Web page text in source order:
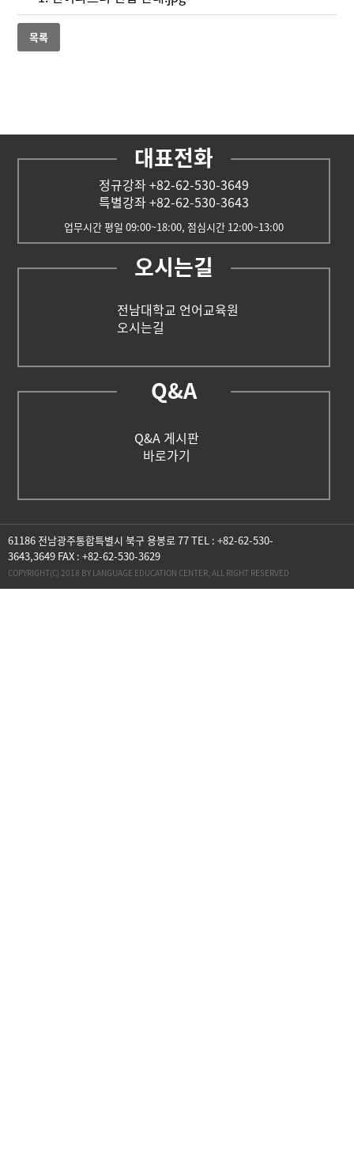
목록
대표전화
정규강좌 +82-62-530-3649
특별강좌 +82-62-530-3643
업무시간 평일 09:00~18:00, 점심시간 12:00~13:00
오시는길
전남대학교 언어교육원
오시는길
Q&A
Q&A 게시판
바로가기
61186 전남광주통합특별시 북구 용봉로 77 TEL : +82-62-530-
3643,3649 FAX : +82-62-530-3629
COPYRIGHT(C) 2018 BY LANGUAGE EDUCATION CENTER, ALL RIGHT RESERVED